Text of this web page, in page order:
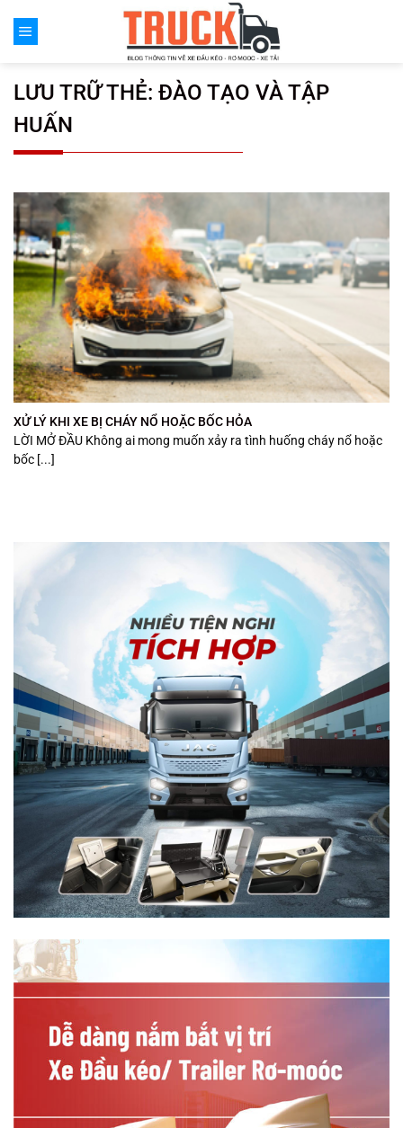
đến
LƯU TRỮ THẺ: ĐÀO TẠO VÀ TẬP
HUẤN
XỬ LÝ KHI XE BỊ CHÁY NỔ HOẶC BỐC HỎA
LỜI MỞ ĐẦU Không ai mong muốn xảy ra tình huống cháy nổ hoặc
bốc [...]